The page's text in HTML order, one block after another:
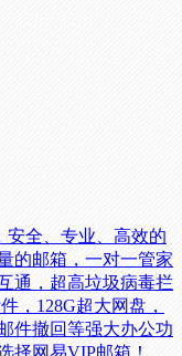
安全、专业、高效的
的邮箱，一对一管家
通，超高垃圾病毒拦
，128G超大网盘，
件撤回等强大办公功
择网易VIP邮箱！